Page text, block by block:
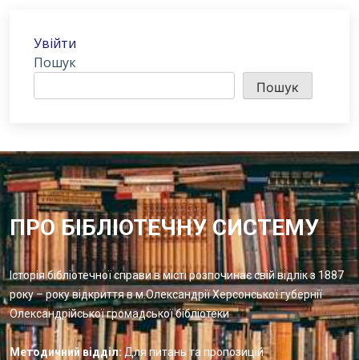
Увійти
Пошук
Пошук
ПРО БІБЛІОТЕЧНУ СИСТЕМУ
Історія бібліотечної справи в місті розпочинає свій відлік з 1887
року – року відкриття в м.Олександрії Херсонської губернії
Олександрійської громадської бібліотеки
Методичний відділ: Для питань та пропозицій